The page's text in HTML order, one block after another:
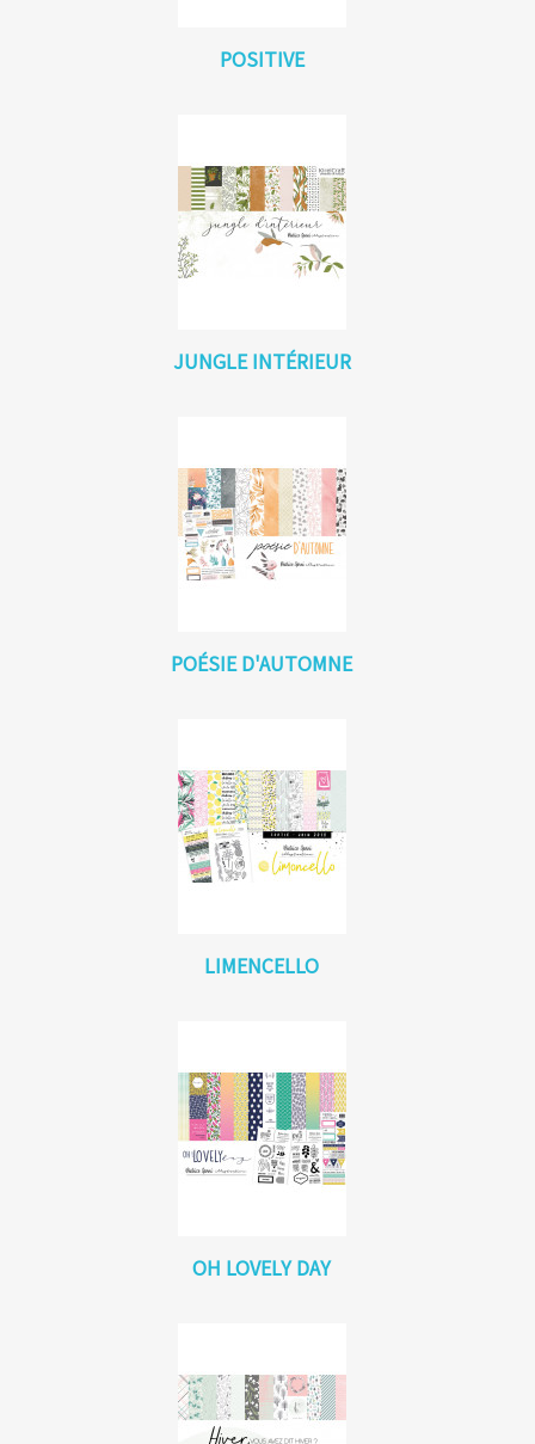
POSITIVE
JUNGLE INTÉRIEUR
POÉSIE D'AUTOMNE
LIMENCELLO
OH LOVELY DAY